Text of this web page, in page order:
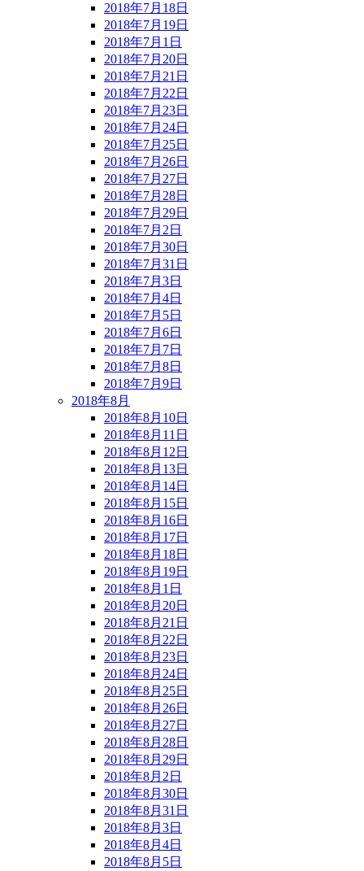
2018年7月18日
2018年7月19日
2018年7月1日
2018年7月20日
2018年7月21日
2018年7月22日
2018年7月23日
2018年7月24日
2018年7月25日
2018年7月26日
2018年7月27日
2018年7月28日
2018年7月29日
2018年7月2日
2018年7月30日
2018年7月31日
2018年7月3日
2018年7月4日
2018年7月5日
2018年7月6日
2018年7月7日
2018年7月8日
2018年7月9日
2018年8月
2018年8月10日
2018年8月11日
2018年8月12日
2018年8月13日
2018年8月14日
2018年8月15日
2018年8月16日
2018年8月17日
2018年8月18日
2018年8月19日
2018年8月1日
2018年8月20日
2018年8月21日
2018年8月22日
2018年8月23日
2018年8月24日
2018年8月25日
2018年8月26日
2018年8月27日
2018年8月28日
2018年8月29日
2018年8月2日
2018年8月30日
2018年8月31日
2018年8月3日
2018年8月4日
2018年8月5日